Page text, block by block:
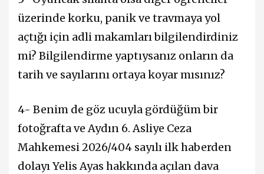
üzerinde korku, panik ve travmaya yol
açtığı için adli makamları bilgilendirdiniz
mi? Bilgilendirme yaptıysanız onların da
tarih ve sayılarını ortaya koyar mısınız?
4- Benim de göz ucuyla gördüğüm bir
fotoğrafta ve Aydın 6. Asliye Ceza
Mahkemesi 2026/404 sayılı ilk haberden
dolayı Yelis Ayas hakkında açılan dava